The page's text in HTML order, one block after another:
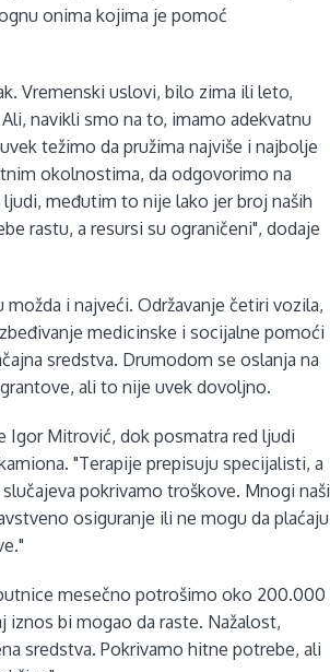
onima kojima je pomoć
Vremenski uslovi, bilo zima ili leto,
navikli smo na to, imamo adekvatnu
težimo da pružima najviše i najbolje
okolnostima, da odgovorimo na
međutim to nije lako jer broj naših
rastu, a resursi su ograničeni", dodaje
možda i najveći. Održavanje četiri vozila,
medicinske i socijalne pomoći
sredstva. Drumodom se oslanja na
ali to nije uvek dovoljno.
Igor Mitrović, dok posmatra red ljudi
"Terapije prepisuju specijalisti, a
pokrivamo troškove. Mnogi naši
osiguranje ili ne mogu da plaćaju
mesečno potrošimo oko 200.000
iznos bi mogao da raste. Nažalost,
sredstva. Pokrivamo hitne potrebe, ali